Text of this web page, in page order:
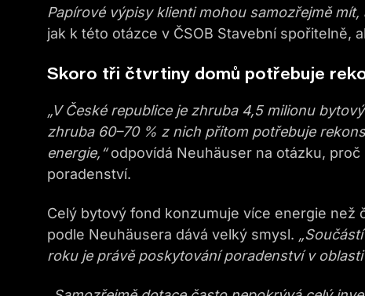
Papírové výpisy klienti mohou samozřejmě
jak k této otázce v ČSOB Stavební spořitelně,
Skoro tři čtvrtiny domů potřebuje
„V České republice je zhruba 4,5 milionu
zhruba 60–70 % z nich přitom potřebuje
energie,“odpovídá Neuhäuser na otázku,
poradenství.
Celý bytový fond konzumuje více energie
podle Neuhäusera dává velký smysl. „Součástí
roku je právě poskytování poradenství v